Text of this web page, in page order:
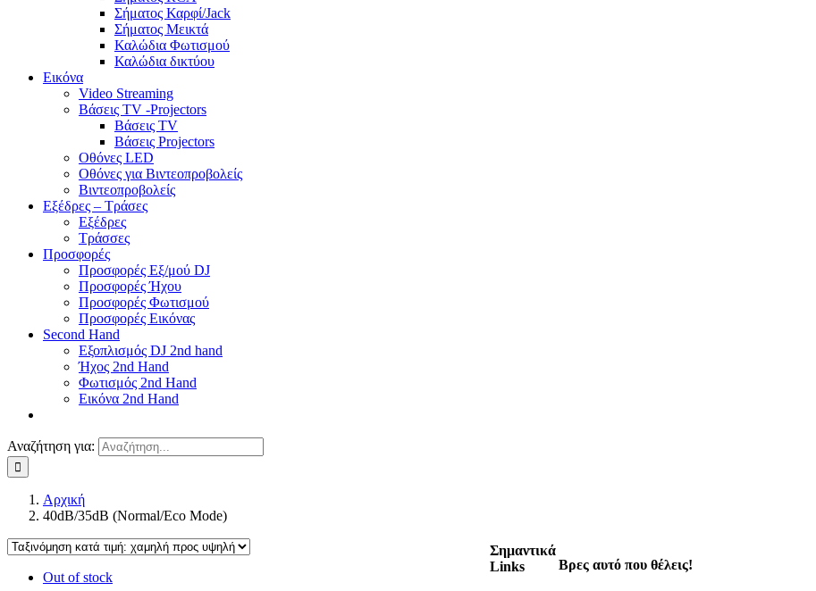
Σήματος Καρφί/Jack
Σήματος Μεικτά
Καλώδια Φωτισμού
Καλώδια δικτύου
Εικόνα
Video Streaming
Βάσεις TV -Projectors
Βάσεις TV
Βάσεις Projectors
Οθόνες LED
Οθόνες για Βιντεοπροβολείς
Βιντεοπροβολείς
Εξέδρες – Τράσες
Εξέδρες
Τράσσες
Προσφορές
Προσφορές Εξ/μού DJ
Προσφορές Ήχου
Προσφορές Φωτισμού
Προσφορές Εικόνας
Second Hand
Εξοπλισμός DJ 2nd hand
Ήχος 2nd Hand
Φωτισμός 2nd Hand
Εικόνα 2nd Hand
Αναζήτηση για:
Αρχική
40dB/35dB (Normal/Eco Mode)
Out of stock
Βρες αυτό που θέλεις!
Σημαντικά
Links